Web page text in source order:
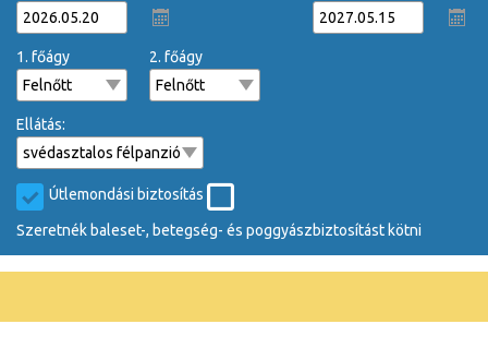
1. főágy 2. főágy
Ellátás:
Útlemondási biztosítás
Szeretnék baleset-, betegség- és poggyászbiztosítást kötni